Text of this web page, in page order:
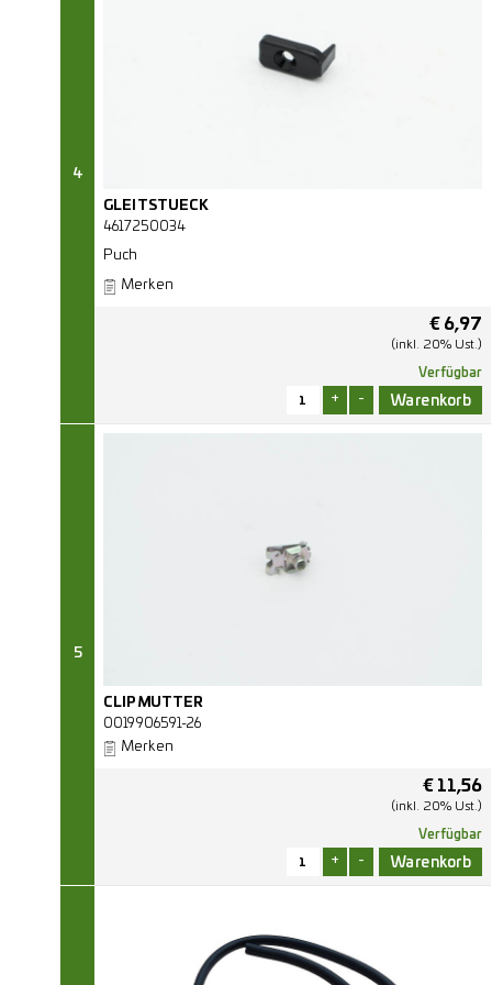
4
GLEITSTUECK
4617250034
Puch
Merken
€ 6,97
(inkl. 20% Ust.)
Verfügbar
+ -
5
CLIPMUTTER
0019906591-26
Merken
€ 11,56
(inkl. 20% Ust.)
Verfügbar
+ -